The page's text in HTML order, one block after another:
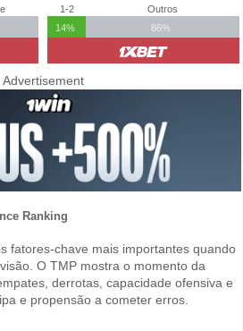
1-2
14%
Outros
86%
Advertisement
Ranking
fatores-chave mais importantes quando
O TMP mostra o momento da
derrotas, capacidade ofensiva e
e propensão a cometer erros.